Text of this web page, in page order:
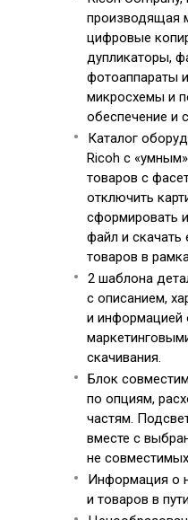
производящая
цифровые
дупликаторы,
фотоаппараты
микросхемы и
обеспечение и
Каталог
Ricoh с
товаров c
отключить
сформировать
файл и скачать
товаров в
2 шаблона
с описанием,
и информацией
скачивания.
Блок
по опциям,
частям.
вместе с
не
Информация о
и товаров в